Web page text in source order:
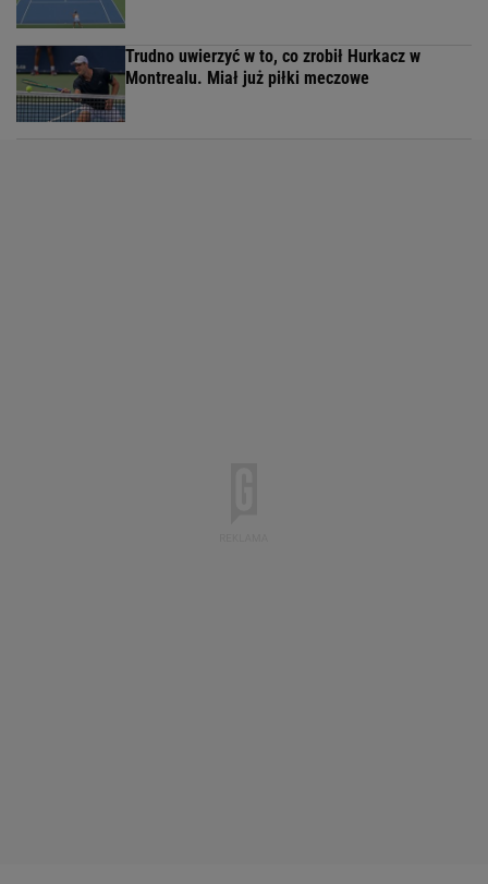
Trudno uwierzyć w to, co zrobił Hurkacz w
Montrealu. Miał już piłki meczowe